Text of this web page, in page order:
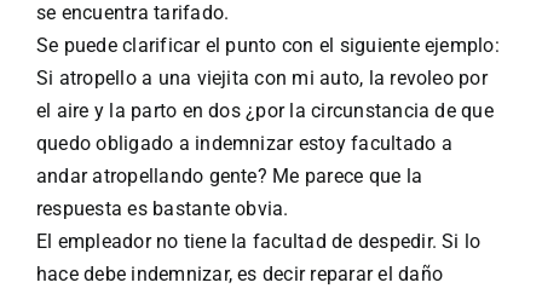
se encuentra tarifado.
Se puede clarificar el punto con el siguiente ejemplo:
Si atropello a una viejita con mi auto, la revoleo por
el aire y la parto en dos ¿por la circunstancia de que
quedo obligado a indemnizar estoy facultado a
andar atropellando gente? Me parece que la
respuesta es bastante obvia.
El empleador no tiene la facultad de despedir. Si lo
hace debe indemnizar, es decir reparar el daño